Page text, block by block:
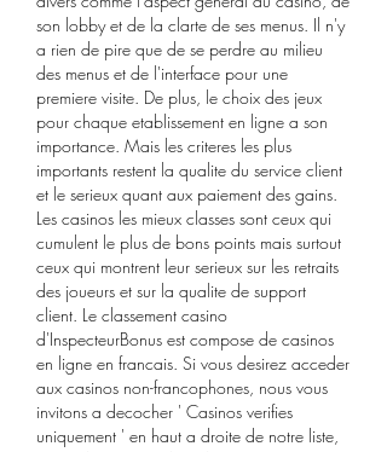
son lobby et de la clarte de ses menus. Il n'y
a rien de pire que de se perdre au milieu
des menus et de l'interface pour une
premiere visite. De plus, le choix des jeux
pour chaque etablissement en ligne a son
importance. Mais les criteres les plus
importants restent la qualite du service client
et le serieux quant aux paiement des gains.
Les casinos les mieux classes sont ceux qui
cumulent le plus de bons points mais surtout
ceux qui montrent leur serieux sur les retraits
des joueurs et sur la qualite de support
client. Le classement casino
d'InspecteurBonus est compose de casinos
en ligne en francais. Si vous desirez acceder
aux casinos non-francophones, nous vous
invitons a decocher ' Casinos verifies
uniquement ' en haut a droite de notre liste,